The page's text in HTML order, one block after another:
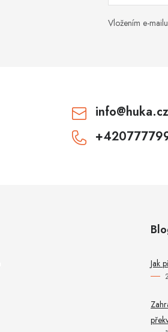
Vložením e-
info@huka.cz
Jak